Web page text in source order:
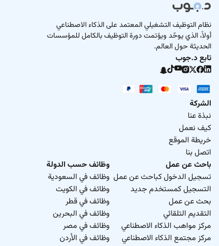
نظام التوظيف التشغيلي المعتمد على الذكاء الاصطناعي
أولاً، الذي يوحّد ويؤتمت دورة التوظيف بالكامل للمؤسسات
الحديثة حول العالم.
تابع د.جوب
الشركة
نبذة عنا
كيف نعمل
خريطة الموقع
اتصل بنا
باحث عن عمل
تسجيل الدخول كباحث عن عمل
التسجيل كمستخدم جديد
بحث عن عمل
التقديم التلقائي
مركز مواهب الذكاء الاصطناعي
مركز مجتمع الذكاء الاصطناعي
وظائف حسب الدولة
وظائف في السعودية
وظائف في الكويت
وظائف في قطر
وظائف في البحرين
وظائف في مصر
وظائف في الأردن